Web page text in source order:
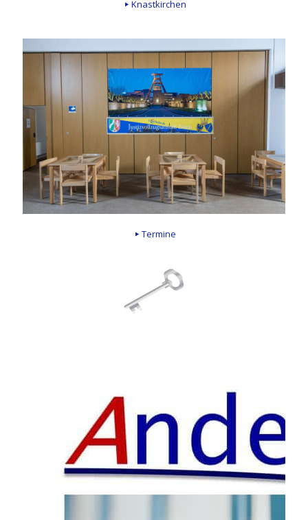
Knastkirchen
Termine